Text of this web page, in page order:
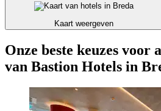
Kaart weergeven
Onze beste keuzes voor
van Bastion Hotels in